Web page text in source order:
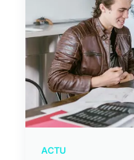
ACTU